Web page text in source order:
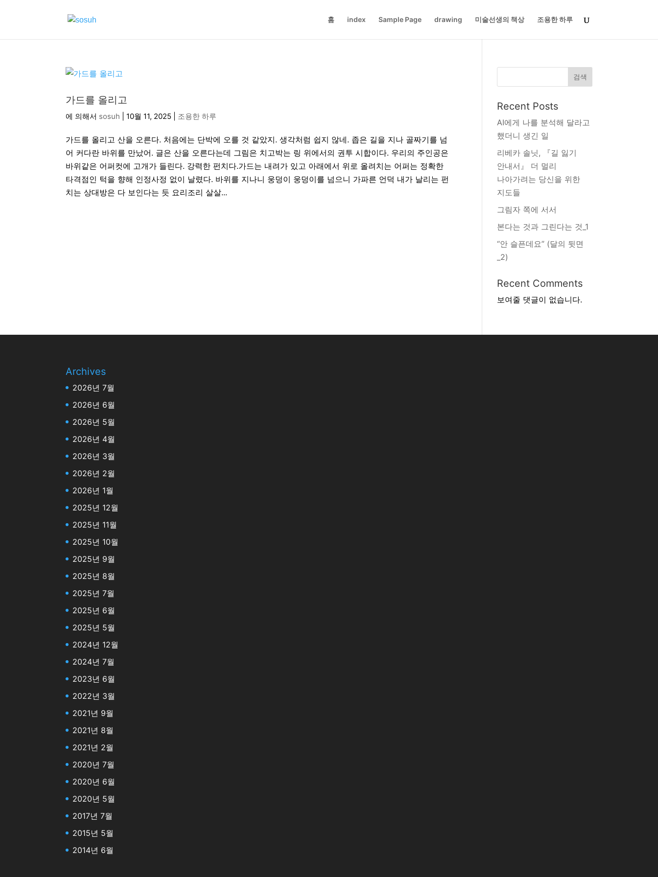
홈 index Sample Page drawing 미술선생의 책상 조용한 하루
가드를 올리고
에 의해서 sosuh 10월 11, 2025 조용한 하루
가드를 올리고 산을 오른다. 처음에는 단박에 오를 것 같았지. 생각처럼 쉽지 않네. 좁은 길을 지나 골짜기를 넘
어 커다란 바위를 만났어. 글은 산을 오른다는데 그림은 치고박는 링 위에서의 권투 시합이다. 우리의 주인공은
바위같은 어퍼컷에 고개가 들린다. 강력한 펀치다.가드는 내려가 있고 아래에서 위로 올려치는 어퍼는 정확한
타격점인 턱을 향해 인정사정 없이 날렸다. 바위를 지나니 웅덩이 웅덩이를 넘으니 가파른 언덕 내가 날리는 펀
치는 상대방은 다 보인다는 듯 요리조리 살살...
검색
Recent Posts
AI에게 나를 분석해 달라고
했더니 생긴 일
리베카 솔닛, 『길 잃기
안내서』 더 멀리
나아가려는 당신을 위한
지도들
그림자 쪽에 서서
본다는 것과 그린다는 것_1
“안 슬픈데요” (달의 뒷면
_2)
Recent Comments
보여줄 댓글이 없습니다.
Archives
2026년 7월
2026년 6월
2026년 5월
2026년 4월
2026년 3월
2026년 2월
2026년 1월
2025년 12월
2025년 11월
2025년 10월
2025년 9월
2025년 8월
2025년 7월
2025년 6월
2025년 5월
2024년 12월
2024년 7월
2023년 6월
2022년 3월
2021년 9월
2021년 8월
2021년 2월
2020년 7월
2020년 6월
2020년 5월
2017년 7월
2015년 5월
2014년 6월